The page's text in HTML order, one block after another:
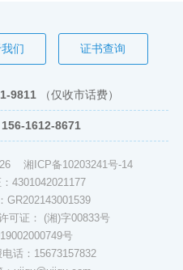
们 证书查询
9811 （仅收市话费）
156-1612-8671
湘ICP备10203241号-14
4301042021177
GR202143001539
可证： (湘)字00833号
号
话：15673157832